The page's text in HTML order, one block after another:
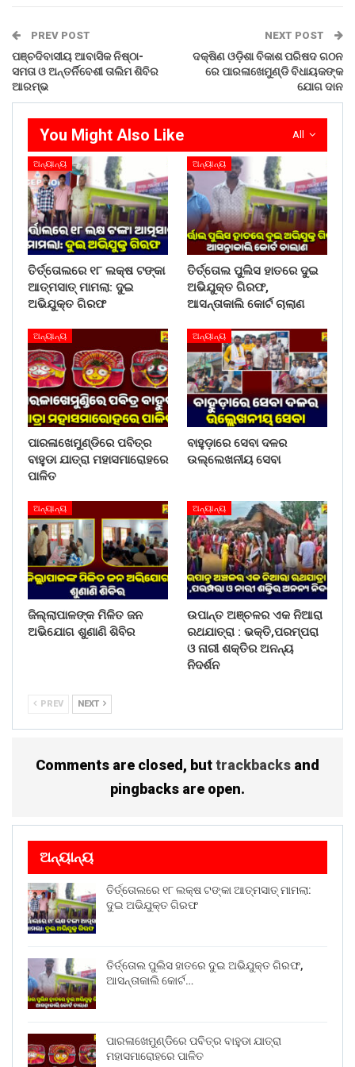
ସୁଶ୍ରୀ ବାସନ୍ତୀ ଟୁଡୁ ଅନ୍ୟତମ ଅଥିତି ଭାବରେ ଉପସ୍ଥିତ ରହି ଶିଶୁ
ସୁରକ୍ଷା ଉପରେ ଆଲୋକପାତ କରିଥିଲେ । ଉକ୍ତ କର୍ମଶାଳାରେ ଶିଶୁ
ମାନଙ୍କର ସମସ୍ୟା ଏବଂ ସେମାନଙ୍କର ସଠିକ୍ ଥଇଥାନ ସମ୍ପର୍କରେ
ବିସ୍ତୃତ ଭାବରେ ଆଲୋଚନା କରାଯାଇଥିଲା । କାର୍ଯ୍ୟକ୍ରମରେ
ଉପଖଣ୍ଡ ସ୍ତରୀୟ ସମସ୍ତ ଉଚ୍ଚବିଦ୍ୟାଳୟର ପ୍ରଧାନ ଶିକ୍ଷକ/
ଶିକ୍ଷୟତ୍ରୀ ମାନେ ଉପସ୍ଥିତ ଥିଲେ ।
Share on:
WhatsApp
PREV POST
ପଞ୍ଚଦିବାସୀୟ ଆବାସିକ ନିଷ୍ଠା-
ସମତା ଓ ଅନ୍ତର୍ନିବେଶୀ ତାଲିମ ଶିବିର
ଆରମ୍ଭ
NEXT POST
ଦକ୍ଷିଣ ଓଡ଼ିଶା ବିକାଶ ପରିଷଦ ଗଠନ
ରେ ପାରଳାଖେମୁଣ୍ଡି ବିଧାୟକଙ୍କ
ଯୋଗ ଦାନ
All
You Might Also Like
ଅନ୍ୟାନ୍ୟ
ତିର୍ତ୍ତୋଲରେ ୧୮ ଲକ୍ଷ ଟଙ୍କା
ଆତ୍ମସାତ୍ ମାମଲା: ଦୁଇ
ଅଭିଯୁକ୍ତ ଗିରଫ
ଅନ୍ୟାନ୍ୟ
ତିର୍ତ୍ତୋଲ ପୁଲିସ ହାତରେ ଦୁଇ
ଅଭିଯୁକ୍ତ ଗିରଫ,
ଆସନ୍ତାକାଲି କୋର୍ଟ ଚାଲାଣ
ଅନ୍ୟାନ୍ୟ
ପାରଳାଖେମୁଣ୍ଡିରେ ପବିତ୍ର
ବାହୁଡା ଯାତ୍ରା ମହାସମାରୋହରେ
ପାଳିତ
ଅନ୍ୟାନ୍ୟ
ବାହୁଡ଼ାରେ ସେବା ଦଳର
ଉଲ୍ଲେଖନୀୟ ସେବା
ଅନ୍ୟାନ୍ୟ
ଜିଲ୍ଲାପାଳଙ୍କ ମିଳିତ ଜନ
ଅଭିଯୋଗ ଶୁଣାଣି ଶିବିର
ଅନ୍ୟାନ୍ୟ
ଉପାନ୍ତ ଅଞ୍ଚଳର ଏକ ନିଆରା
ରଥଯାତ୍ରା : ଭକ୍ତି,ପରମ୍ପରା
ଓ ନାରୀ ଶକ୍ତିର ଅନନ୍ୟ
ନିଦର୍ଶନ
PREV NEXT
Comments are closed, buttrackbacks and
pingbacks are open.
ଅନ୍ୟାନ୍ୟ
ତିର୍ତ୍ତୋଲରେ ୧୮ ଲକ୍ଷ ଟଙ୍କା ଆତ୍ମସାତ୍ ମାମଲା:
ଦୁଇ ଅଭିଯୁକ୍ତ ଗିରଫ
ତିର୍ତ୍ତୋଲ ପୁଲିସ ହାତରେ ଦୁଇ ଅଭିଯୁକ୍ତ ଗିରଫ,
ଆସନ୍ତାକାଲି କୋର୍ଟ…
ପାରଳାଖେମୁଣ୍ଡିରେ ପବିତ୍ର ବାହୁଡା ଯାତ୍ରା
ମହାସମାରୋହରେ ପାଳିତ